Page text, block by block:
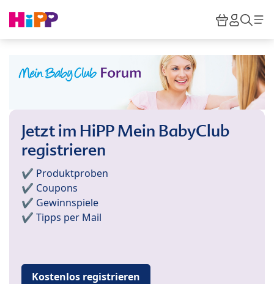
HiPP
Jetzt im HiPP Mein BabyClub
registrieren
✔️ Produktproben
✔️ Coupons
✔️ Gewinnspiele
✔️ Tipps per Mail
Kostenlos registrieren